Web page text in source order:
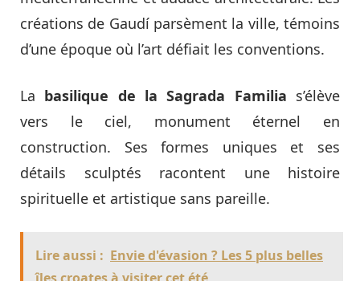
créations de Gaudí parsèment la ville, témoins
d’une époque où l’art défiait les conventions.
La basilique de la Sagrada Familia s’élève
vers le ciel, monument éternel en
construction. Ses formes uniques et ses
détails sculptés racontent une histoire
spirituelle et artistique sans pareille.
Lire aussi : Envie d'évasion ? Les 5 plus belles
îles croates à visiter cet été